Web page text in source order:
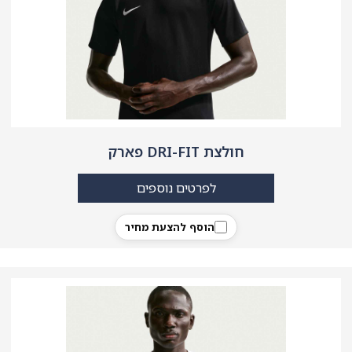
חולצת DRI-FIT פארק
הוסף להצעת מחיר
לפרטים נוספים